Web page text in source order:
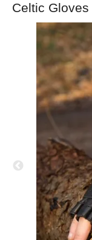
Celtic